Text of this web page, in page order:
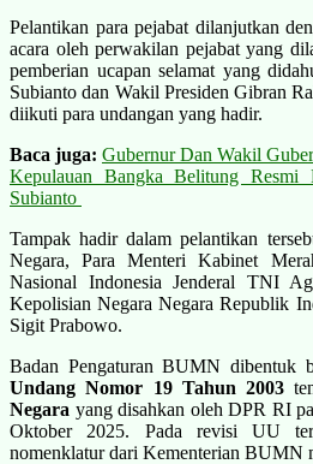
Pelantikan para pejabat dilanjutkan
acara oleh perwakilan pejabat yang
pemberian ucapan selamat yang
Subianto dan Wakil Presiden Gibran
diikuti para undangan yang hadir.
Baca juga: Gubernur Dan Wakil
Kepulauan Bangka Belitung Resmi
Subianto
Tampak hadir dalam pelantikan
Negara, Para Menteri Kabinet
Nasional Indonesia Jenderal TNI
Kepolisian Negara Negara Republik
Sigit Prabowo.
Badan Pengaturan BUMN dibentuk
Undang Nomor 19 Tahun 2003
Negara yang disahkan oleh DPR RI
Oktober 2025. Pada revisi UU
nomenklatur dari Kementerian BUMN